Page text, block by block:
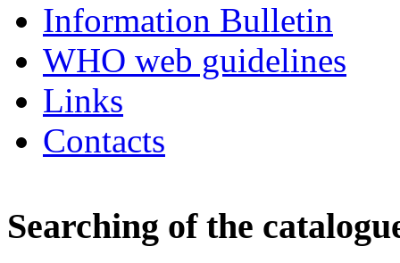
Information Bulletin
WHO web guidelines
Links
Contacts
Searching of the